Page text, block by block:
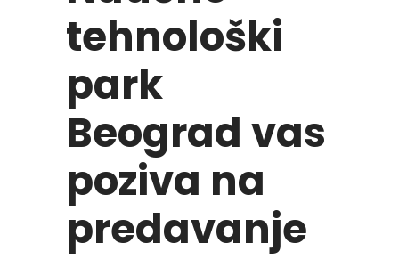
tehnološki
park
Beograd vas
poziva na
predavanje